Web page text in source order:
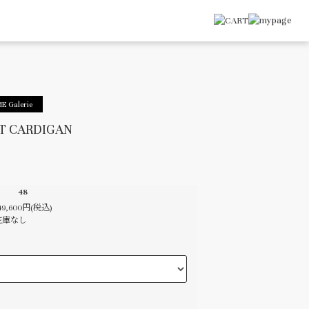
Galerie
CARDIGAN
48
円(税込)
庫なし